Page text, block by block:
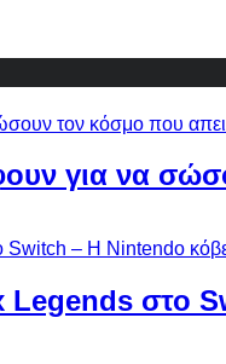
για να
Legends στο